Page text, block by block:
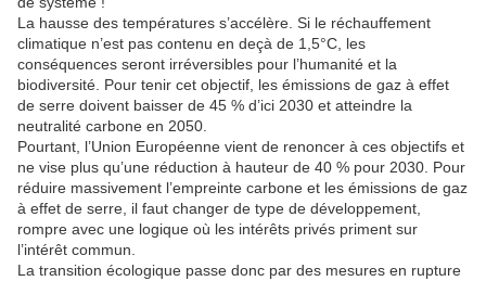
La hausse des températures s’accélère. Si le réchauffement
climatique n’est pas contenu en deçà de 1,5°C, les
conséquences seront irréversibles pour l’humanité et la
biodiversité. Pour tenir cet objectif, les émissions de gaz à effet
de serre doivent baisser de 45 % d’ici 2030 et atteindre la
neutralité carbone en 2050.
Pourtant, l’Union Européenne vient de renoncer à ces objectifs et
ne vise plus qu’une réduction à hauteur de 40 % pour 2030. Pour
réduire massivement l’empreinte carbone et les émissions de gaz
à effet de serre, il faut changer de type de développement,
rompre avec une logique où les intérêts privés priment sur
l’intérêt commun.
La transition écologique passe donc par des mesures en rupture